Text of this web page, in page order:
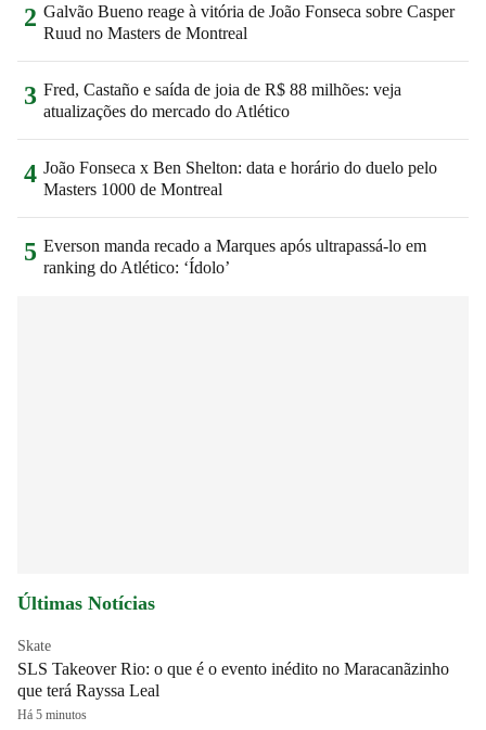
2 Galvão Bueno reage à vitória de João Fonseca sobre Casper
Ruud no Masters de Montreal
3 Fred, Castaño e saída de joia de R$ 88 milhões: veja
atualizações do mercado do Atlético
4 João Fonseca x Ben Shelton: data e horário do duelo pelo
Masters 1000 de Montreal
5 Everson manda recado a Marques após ultrapassá-lo em
ranking do Atlético: ‘Ídolo’
Últimas Notícias
Skate
SLS Takeover Rio: o que é o evento inédito no Maracanãzinho
que terá Rayssa Leal
Há 5 minutos